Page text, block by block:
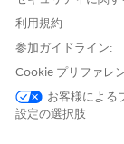
されます。この
お客様ご自身の
セキュリティセン
査、進行中の調査
す。[Average
利用規約
参加ガイドライン:
Cookie プリファレ
お客様による
設定の選択肢